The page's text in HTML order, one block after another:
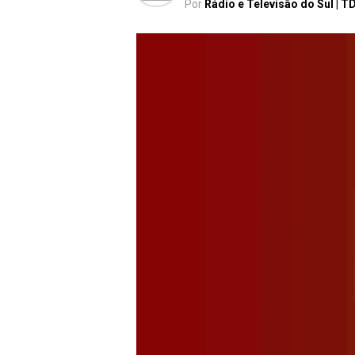
Por Rádio e Televisão do Sul |